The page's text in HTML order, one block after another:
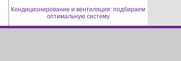
Кондиционирование и вентиляция: подбираем
оптимальную систему